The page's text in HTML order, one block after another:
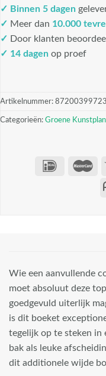
✓ Binnen 5 dagen
✓ Meer dan 10.000
✓ Door klanten
✓ 14 dagen op proef
Artikelnummer:
Categorieën: Groene
Wie een aanvullende
moet absoluut deze
goedgevuld uiterlijk
is dit boeket
tegelijk op te steken in
bak als leuke
dit additionele wijde